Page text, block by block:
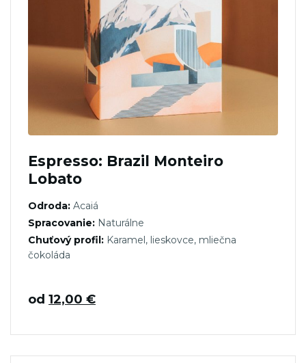
Espresso: Brazil Monteiro
Lobato
Odroda: Acaiá
Spracovanie: Naturálne
Chuťový profil: Karamel, lieskovce, mliečna
čokoláda
od 12,00 €